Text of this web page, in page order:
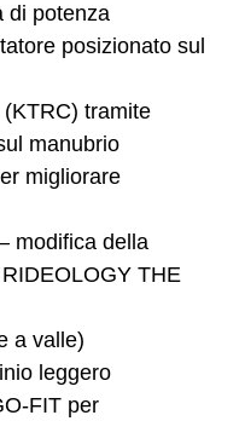
di potenza
posizionato sul
tramite
manubrio
migliorare
modifica della
THE
a valle)
leggero
FIT per